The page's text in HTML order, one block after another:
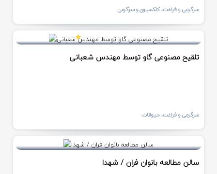
سرگرمی و فراغت، کلکسیون و سرگرمی
تلقیح مصنوعی گاو توسط مهندس شعبانی
سرگرمی و فراغت، حیوانات
سالن مطالعه بانوان فران / شهدا